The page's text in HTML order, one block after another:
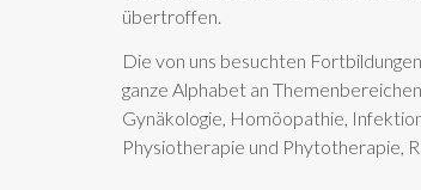
übertroffen.
Die von uns besuchten
ganze Alphabet an
Gynäkologie, Homöopathie,
Physiotherapie und Phytotherapie,